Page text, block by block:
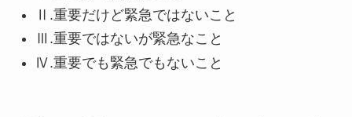
Ⅱ.重要だけど緊急ではないこと
Ⅲ.重要ではないが緊急なこと
Ⅳ.重要でも緊急でもないこと